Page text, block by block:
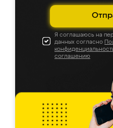
Я соглашаюсь на
данных согласно
соглашению